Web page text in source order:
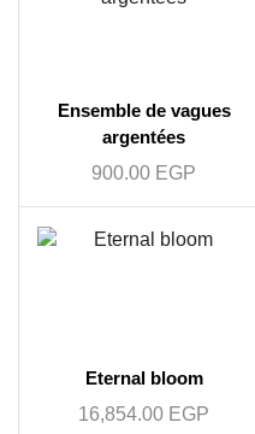
Ensemble de vagues
argentées
900.00 EGP
Eternal bloom
16,854.00 EGP